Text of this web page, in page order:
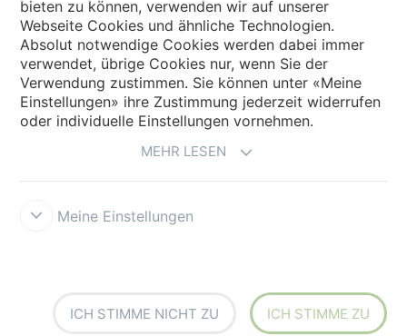
Land auswählen
Land auswählen
bieten zu können, verwenden wir auf unserer
Webseite Cookies und ähnliche Technologien.
Absolut notwendige Cookies werden dabei immer
verwendet, übrige Cookies nur, wenn Sie der
Verwendung zustimmen. Sie können unter «Meine
Einstellungen» ihre Zustimmung jederzeit widerrufen
oder individuelle Einstellungen vornehmen.
MEHR LESEN
Meine Einstellungen
ICH STIMME NICHT ZU ICH STIMME ZU